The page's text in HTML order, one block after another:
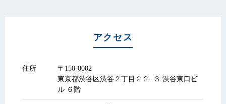
アクセス
住所
〒150-0002
東京都渋谷区渋谷２丁目２２−３ 渋谷東口ビ
ル ６階